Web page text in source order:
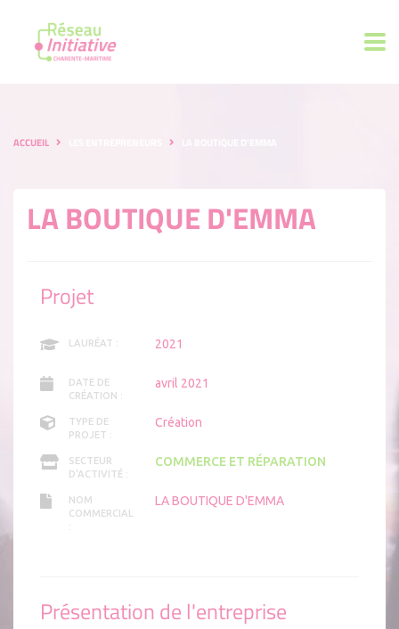
ACCUEIL
LA BOUTIQUE D'EMMA
Projet
LAURÉAT : 2021
DATE DE
CRÉATION :
avril 2021
TYPE DE
PROJET :
Création
SECTEUR
D'ACTIVITÉ :
COMMERCE ET RÉPARATION
NOM
COMMERCIAL
:
LA BOUTIQUE D'EMMA
Présentation de l'entreprise